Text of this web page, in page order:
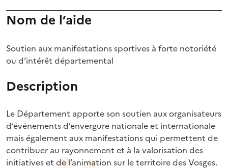
Nom de l’aide
Soutien aux manifestations sportives à forte notoriété
ou d’intérêt départemental
Description
Le Département apporte son soutien aux organisateurs
d’événements d’envergure nationale et internationale
mais également aux manifestations qui permettent de
contribuer au rayonnement et à la valorisation des
initiatives et de l’animation sur le territoire des Vosges.